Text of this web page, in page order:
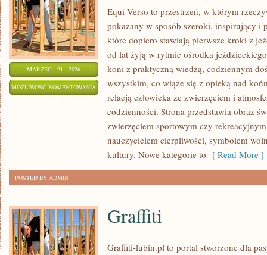
MARZEC - 21 - 2026
MOŻLIWOŚĆ KOMENTOWANIA TRENING
JEŹDZIECTWO
Equi Verso to przestrzeń, w którym
pokazany w sposób szeroki, inspirujący i
które dopiero stawiają pierwsze kroki z
od lat żyją w rytmie ośrodka
koni z praktyczną wiedzą, codziennym
wszystkim, co wiąże się z opieką nad
relacją człowieka ze zwierzęciem i
codzienności. Strona przedstawia obraz
zwierzęciem sportowym czy
nauczycielem cierpliwości, symbolem
kultury. Nowe kategorie to [ Read More ]
POSTED BY ADMIN
Graffiti
Graffiti-lubin.pl to portal stworzone dla